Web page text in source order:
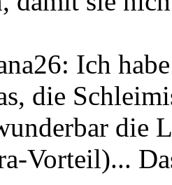
Ich
die
die
Vorteil)...